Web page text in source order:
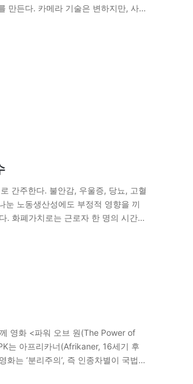
만든다. 카메라 기술은 변하지만, 사진
간주한다. 불안감, 우울증, 당뇨, 고혈
눈 노동생산성에도 부정적 영향을 끼
화폐가치로는 근로자 한 명의 시간당
영화 <파워 오브 원(The Power of
는 아프리카너(Afrikaner, 16세기 후
는 ‘분리주의’, 즉 인종차별이 국법이